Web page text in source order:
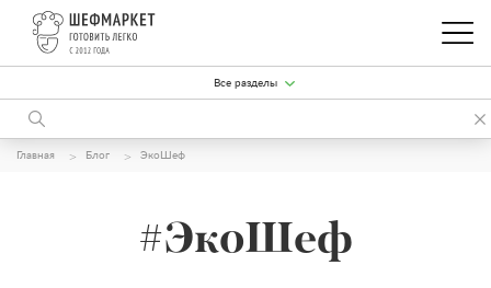
Все разделы
Главная Блог ЭкоШеф
#ЭкоШеф